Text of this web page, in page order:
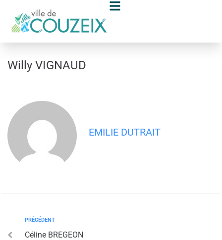
Willy VIGNAUD
EMILIE DUTRAIT
PRÉCÉDENT
Céline BREGEON